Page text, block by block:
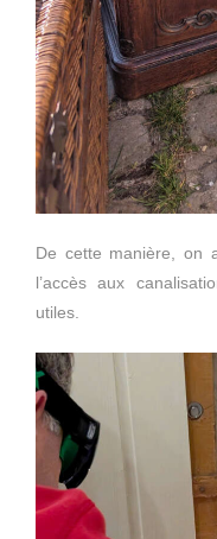
De cette manière, on
l’accès aux
utiles.